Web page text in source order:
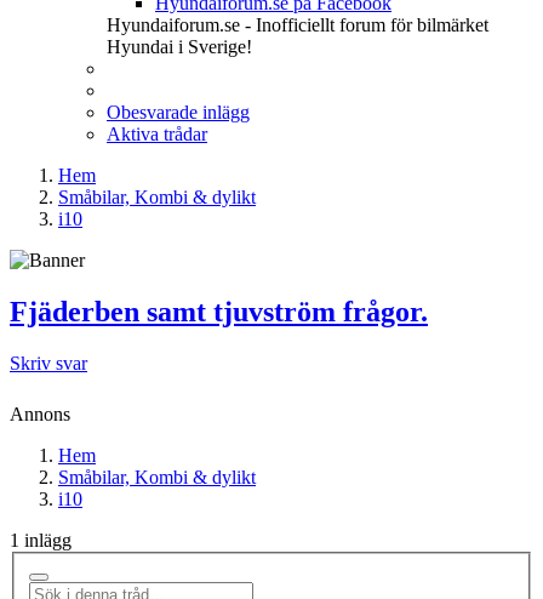
Hyundaiforum.se - Inofficiellt forum för bilmärket
Hyundai i Sverige!
Obesvarade inlägg
Aktiva trådar
Hem
Småbilar, Kombi & dylikt
i10
Fjäderben samt tjuvström frågor.
Skriv svar
Annons
Hem
Småbilar, Kombi & dylikt
i10
1 inlägg